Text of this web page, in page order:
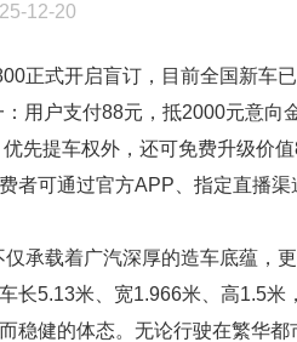
12-20
正式开启盲订，目前全国新车
：用户支付88元，抵2000元意
先提车权外，还可免费升级价
者可通过官方APP、指定直播
承载着广汽深厚的造车底蕴，
长5.13米、宽1.966米、高1.5
稳健的体态。无论行驶在繁华